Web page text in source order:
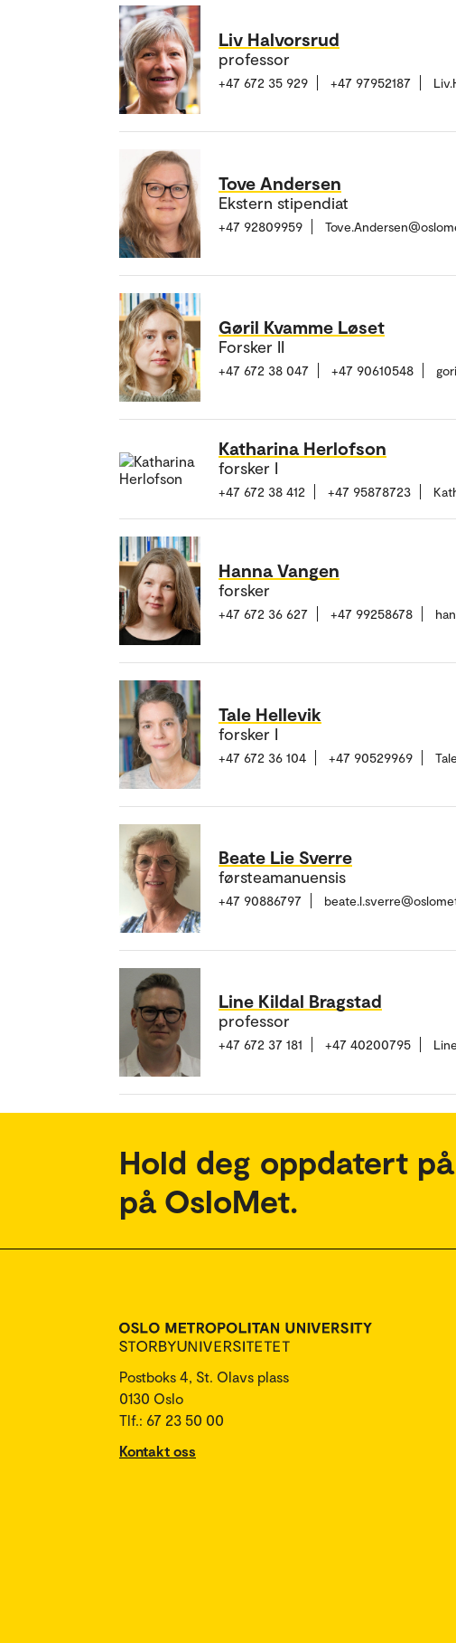
Liv Halvorsrud
professor
+47 672 35 929 +47 97952187
Tove Andersen
Ekstern stipendiat
+47 92809959
Gøril Kvamme Løset
Forsker II
+47 672 38 047 +47 90610548
Katharina Herlofson
forsker I
+47 672 38 412 +47 95878723
Hanna Vangen
forsker
+47 672 36 627 +47 99258678
Tale Hellevik
forsker I
+47 672 36 104 +47 90529969
Beate Lie Sverre
førsteamanuensis
+47 90886797
Line Kildal Bragstad
professor
+47 672 37 181 +47 40200795
Hold deg oppdatert
på OsloMet.
Postboks 4, St. Olavs plass
0130 Oslo
Tlf.: 67 23 50 00
Kontakt oss